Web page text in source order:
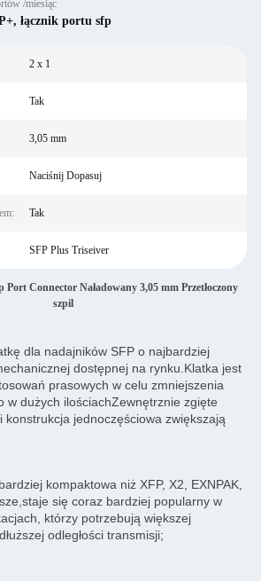
/miesiąc
, łącznik portu sfp
2 x 1
Tak
3,05 mm
Naciśnij Dopasuj
Tak
SFP Plus Triseiver
Connector Naładowany 3,05 mm Przetłoczony
szpil
dla nadajników SFP o najbardziej
dostępnej na rynku.Klatka jest
prasowych w celu zmniejszenia
w dużych ilościachZewnętrznie zgięte
konstrukcja jednoczęściowa zwiększają
kompaktowa niż XFP, X2, EXNPAK,
się coraz bardziej popularny w
którzy potrzebują większej
odległości transmisji;